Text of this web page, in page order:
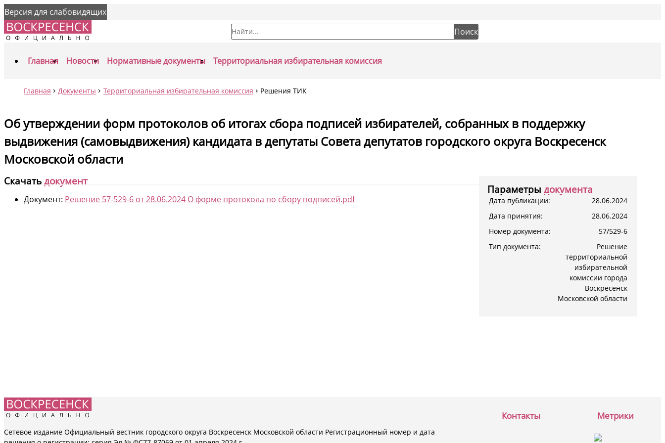
Версия для слабовидящих
Форма поиска Поиск
Главная Новости Нормативные документы Территориальная избирательная комиссия
Главная Документы Территориальная избирательная комиссия Решения ТИК
Об утверждении форм протоколов об итогах сбора подписей избирателей, собранных в поддержку
выдвижения (самовыдвижения) кандидата в депутаты Совета депутатов городского округа Воскресенск
Московской области
Скачатьдокумент
Документ: Решение 57-529-6 от 28.06.2024 О форме протокола по сбору подписей.pdf
Параметры документа
Дата публикации:
28.06.2024
Дата принятия:
28.06.2024
Номер документа:
57/529-6
Тип документа:
Решение
территориальной
избирательной
комиссии города
Воскресенск
Московской области
Сетевое издание Официальный вестник городского округа Воскресенск Московской области Регистрационный номер и дата
Контакты Метрики